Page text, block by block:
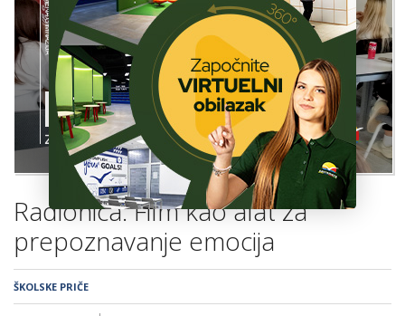
ERASMUS+
OSNOVNA
ŠKOLA
Radionica: Film kao alat za
prepoznavanje emocija
ŠKOLSKE PRIČE